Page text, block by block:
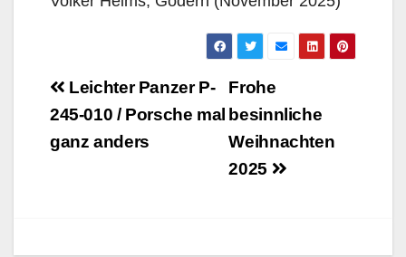
Beitragsnavigation
Frohe
besinnliche
Weihnachten
2025
Leichter Panzer P-
245-010 / Porsche mal
ganz anders